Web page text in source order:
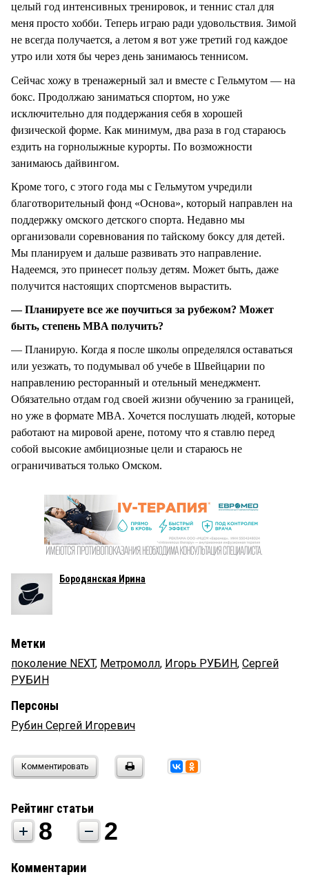
целый год интенсивных тренировок, и теннис стал для
меня просто хобби. Теперь играю ради удовольствия. Зимой
не всегда получается, а летом я вот уже третий год каждое
утро или хотя бы через день занимаюсь теннисом.
Сейчас хожу в тренажерный зал и вместе с Гельмутом — на
бокс. Продолжаю заниматься спортом, но уже
исключительно для поддержания себя в хорошей
физической форме. Как минимум, два раза в год стараюсь
ездить на горнолыжные курорты. По возможности
занимаюсь дайвингом.
Кроме того, с этого года мы с Гельмутом учредили
благотворительный фонд «Основа», который направлен на
поддержку омского детского спорта. Недавно мы
организовали соревнования по тайскому боксу для детей.
Мы планируем и дальше развивать это направление.
Надеемся, это принесет пользу детям. Может быть, даже
получится настоящих спортсменов вырастить.
— Планируете все же поучиться за рубежом? Может
быть, степень MBA получить?
— Планирую. Когда я после школы определялся оставаться
или уезжать, то подумывал об учебе в Швейцарии по
направлению ресторанный и отельный менеджмент.
Обязательно отдам год своей жизни обучению за границей,
но уже в формате MBA. Хочется послушать людей, которые
работают на мировой арене, потому что я ставлю перед
собой высокие амбициозные цели и стараюсь не
ограничиваться только Омском.
Бородянская Ирина
Метки
поколение NEXT, Метромолл, Игорь РУБИН, Сергей
РУБИН
Персоны
Рубин Сергей Игоревич
Комментировать
Рейтинг статьи
8 2
Комментарии